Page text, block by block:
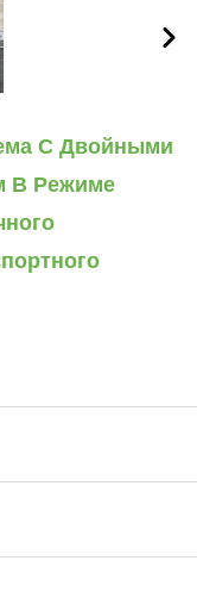
С Двойными
В Режиме